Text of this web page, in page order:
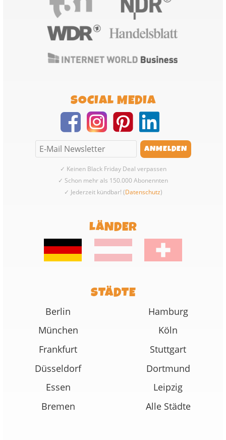
SOCIAL MEDIA
✓ Keinen Black Friday Deal verpassen
✓ Schon mehr als 150.000 Abonennten
✓ Jederzeit kündbar! (Datenschutz)
LÄNDER
STÄDTE
Berlin
Hamburg
München
Köln
Frankfurt
Stuttgart
Düsseldorf
Dortmund
Essen
Leipzig
Bremen
Alle Städte